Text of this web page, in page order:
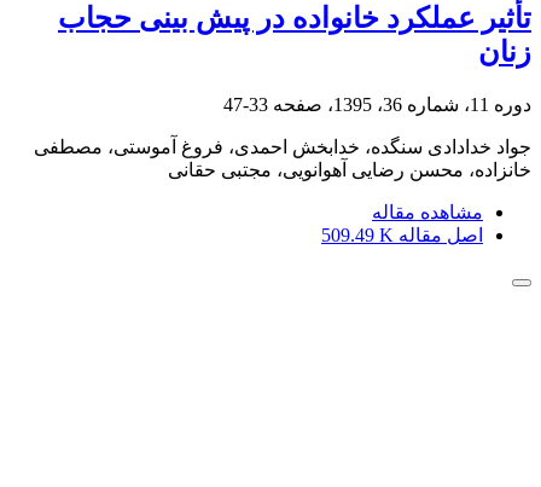
تأثیر عملکرد خانواده در پیش بینی حجاب
زنان
دوره 11، شماره 36، 1395، صفحه 33-47
جواد خدادادی سنگده، خدابخش احمدی، فروغ آموستی، مصطفی
خانزاده، محسن رضایی آهوانویی، مجتبی حقانی
مشاهده مقاله
اصل مقاله 509.49 K